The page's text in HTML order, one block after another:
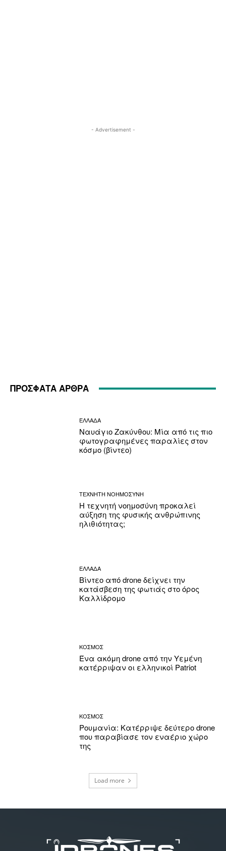
- Advertisement -
ΠΡΟΣΦΑΤΑ ΑΡΘΡΑ
ΕΛΛΑΔΑ
Ναυάγιο Ζακύνθου: Μία από τις πιο
φωτογραφημένες παραλίες στον
κόσμο (βίντεο)
ΤΕΧΝΗΤΗ ΝΟΗΜΟΣΥΝΗ
Η τεχνητή νοημοσύνη προκαλεί
αύξηση της φυσικής ανθρώπινης
ηλιθιότητας;
ΕΛΛΑΔΑ
Βίντεο από drone δείχνει την
κατάσβεση της φωτιάς στο όρος
Καλλίδρομο
ΚΟΣΜΟΣ
Ένα ακόμη drone από την Υεμένη
κατέρριψαν οι ελληνικοί Patriot
ΚΟΣΜΟΣ
Ρουμανία: Κατέρριψε δεύτερο drone
που παραβίασε τον εναέριο χώρο
της
Load more